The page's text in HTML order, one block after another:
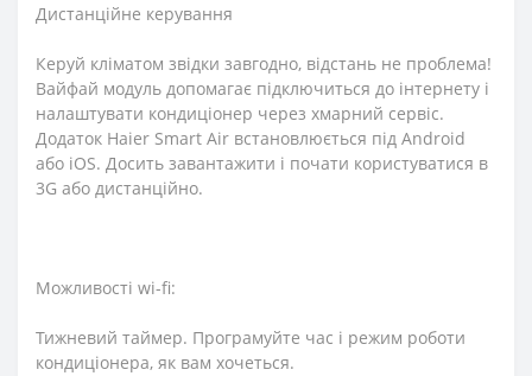
Дистанційне керування
Керуй кліматом звідки завгодно, відстань не проблема!
Вайфай модуль допомагає підключиться до інтернету і
налаштувати кондиціонер через хмарний сервіс.
Додаток Haier Smart Air встановлюється під Android
або iOS. Досить завантажити і почати користуватися в
3G або дистанційно.
Можливості wi-fi:
Тижневий таймер. Програмуйте час і режим роботи
кондиціонера, як вам хочеться.